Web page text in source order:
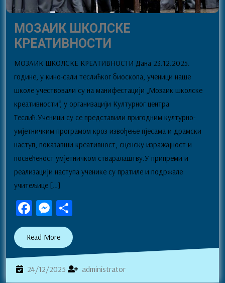
МОЗАИК ШКОЛСКЕ
КРЕАТИВНОСТИ
ШКОЛСКЕ
КРЕАТИВНОСТИ
МОЗАИК ШКОЛСКЕ КРЕАТИВНОСТИ Дана 23.12.2025.
године, у кино-сали теслићког биоскопа, ученици наше
школе учествовали су на манифестацији „Мозаик школске
креативности“, у организацији Културног центра
Теслић.Ученици су се представили пригодним културно-
умјетничким програмом кроз извођење пјесама и драмски
наступ, показавши креативност, сценску изражајност и
посвећеност умјетничком стваралаштву.У припреми и
реализацији наступа ученике су пратиле и подржале
учитељице […]
Fa
ce
bo
ok
M
es
se
ng
er
e
Read MoreRead
More
24/12/2025 24/12/2025
administratoradministrator